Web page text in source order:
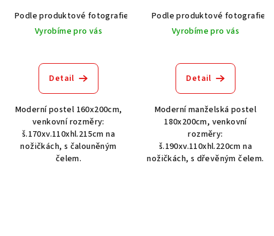
Podle produktové fotografie
Akát vintage BT1551
Dub světlý
Vyrobíme pro vás
Detail
Moderní postel 160x200cm,
venkovní rozměry:
š.170xv.110xhl.215cm na
nožičkách, s čalouněným
čelem.
Podle produktové fotografie
Vyrobíme pro vás
Detail
Moderní manželská postel
180x200cm, venkovní
rozměry:
š.190xv.110xhl.220cm na
nožičkách, s dřevěným čelem.